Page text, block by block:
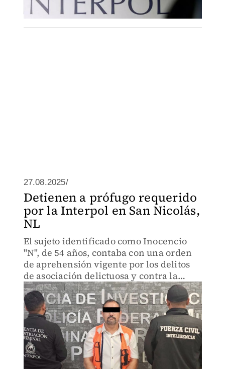
27.08.2025/
Detienen a prófugo requerido
por la Interpol en San Nicolás,
NL
El sujeto identificado como Inocencio
"N", de 54 años, contaba con una orden
de aprehensión vigente por los delitos
de asociación delictuosa y contra la
salud.